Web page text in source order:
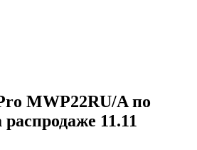
MWP22RU/A по
11.11